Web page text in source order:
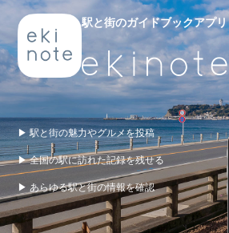
駅と街のガイドブックアプリ
▶ 駅と街の魅力やグルメを投稿
▶ 全国の駅に訪れた記録を残せる
▶ あらゆる駅と街の情報を確認